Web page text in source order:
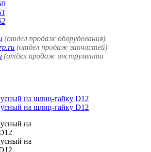
(отдел продаж оборудования)
(отдел продаж запчастей)
(отдел продаж инструмента